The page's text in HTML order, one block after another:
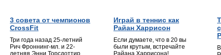
3 совета от чемпионов
CrossFit
Три года назад 25-летний
Рич Фроннинг-мл. и 22-
летняя Энни Торсдоттир
Играй в теннис как
Райан Харрисон
Если думаете, что в 20 вы
были крутым, встречайте
Райана Харрисона!